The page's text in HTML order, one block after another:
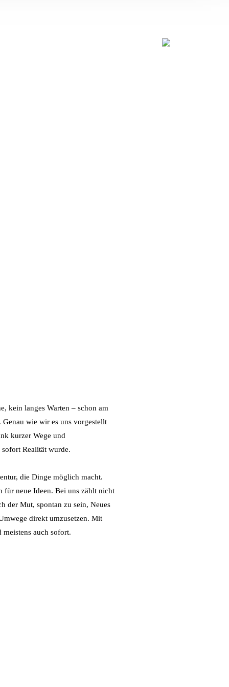
kein langes Warten – schon am
Genau wie wir es uns vorgestellt
kurzer Wege und
Realität wurde.
die Dinge möglich macht.
neue Ideen. Bei uns zählt nicht
der Mut, spontan zu sein, Neues
direkt umzusetzen. Mit
auch sofort.